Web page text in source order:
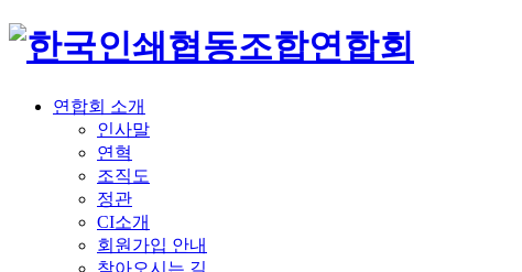
연합회 소개
인사말
연혁
조직도
정관
CI소개
회원가입 안내
찾아오시는 길